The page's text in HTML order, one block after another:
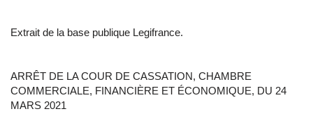
Extrait de la base publique Legifrance.
ARRÊT DE LA COUR DE CASSATION, CHAMBRE
COMMERCIALE, FINANCIÈRE ET ÉCONOMIQUE, DU 24
MARS 2021